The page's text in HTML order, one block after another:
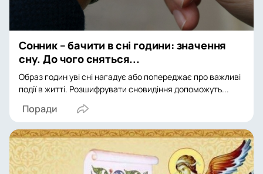
Сонник – бачити в сні години: значення
сну. До чого сняться...
Образ годин уві сні нагадує або попереджає про важливі
події в житті. Розшифрувати сновидіння допоможуть...
Поради